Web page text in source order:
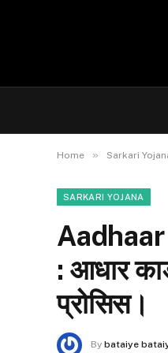
Home » Sarkari
SARKARI YOJANA
: आधार
प्रोसिस।
By bataiye